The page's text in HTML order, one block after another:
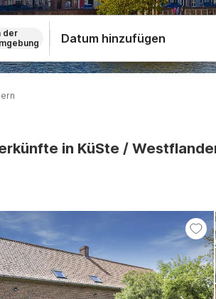
der
Datum hinzufügen
in KüSte /